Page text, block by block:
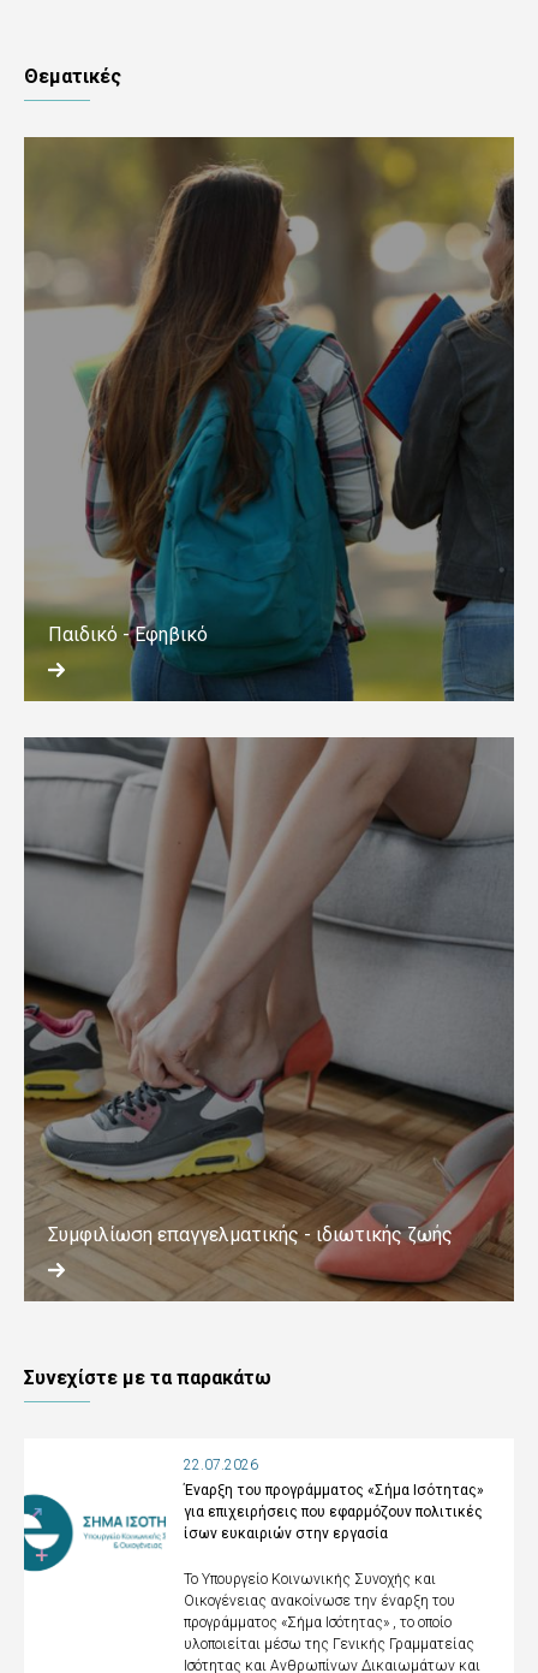
Θεματικές
Παιδικό - Εφηβικό
Συμφιλίωση επαγγελματικής - ιδιωτικής ζωής
Συνεχίστε με τα παρακάτω
22.07.2026
Έναρξη του προγράμματος «Σήμα Ισότητας»
για επιχειρήσεις που εφαρμόζουν πολιτικές
ίσων ευκαιριών στην εργασία
Το Υπουργείο Κοινωνικής Συνοχής και
Οικογένειας ανακοίνωσε την έναρξη του
προγράμματος «Σήμα Ισότητας» , το οποίο
υλοποιείται μέσω της Γενικής Γραμματείας
Ισότητας και Ανθρωπίνων Δικαιωμάτων και